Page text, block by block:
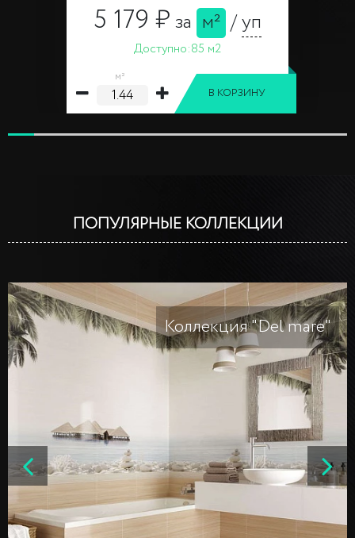
5 179 ₽за м² /уп
Доступно:85 м2
м²
В КОРЗИНУ
ПОПУЛЯРНЫЕ КОЛЛЕКЦИИ
Коллекция "Del mare"